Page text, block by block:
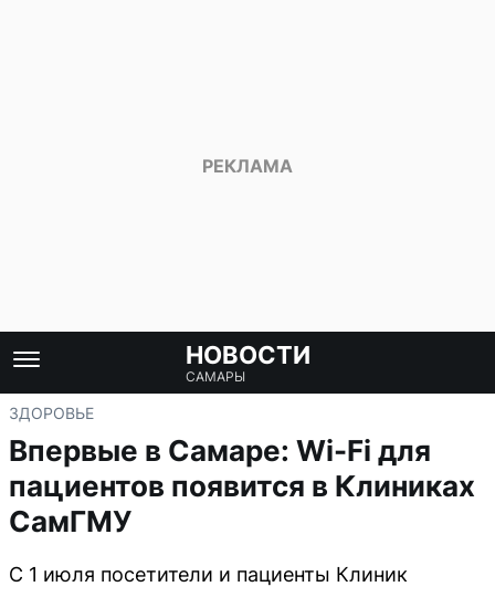
НОВОСТИ
САМАРЫ
ЗДОРОВЬЕ
Впервые в Самаре: Wi-Fi для
пациентов появится в Клиниках
СамГМУ
С 1 июля посетители и пациенты Клиник